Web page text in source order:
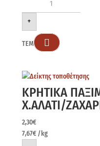
+
ΤΕΜ 
ΚΡΗΤΙΚΑ
Χ.ΑΛΑΤΙ/
2,30€
7,67€ /kg